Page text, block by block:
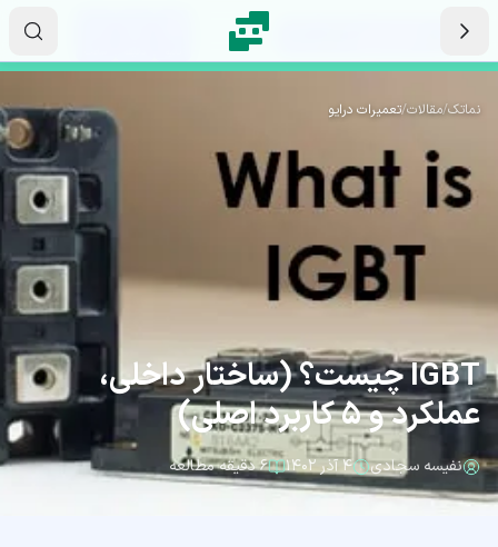
نماتک/مقالات/تعمیرات درایو
IGBT چیست؟ (ساختار داخلی،
عملکرد و 5 کاربرد اصلی)
نفیسه سجادی ۴ آذر ۱۴۰۲ ۶ دقیقه مطالعه